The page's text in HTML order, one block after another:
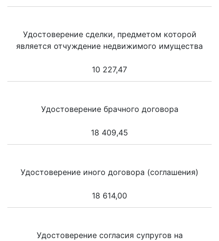
Удостоверение сделки, предметом которой
является отчуждение недвижимого имущества
10 227,47
Удостоверение брачного договора
18 409,45
Удостоверение иного договора (соглашения)
18 614,00
Удостоверение согласия супругов на